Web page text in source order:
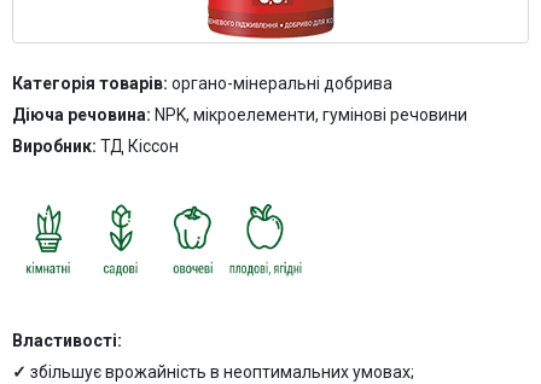
Категорія товарів: органо-мінеральні добрива
Діюча речовина: NPK, мікроелементи, гумінові речовини
Виробник: ТД Кіссон
Властивості:
збільшує врожайність в неоптимальних умовах;